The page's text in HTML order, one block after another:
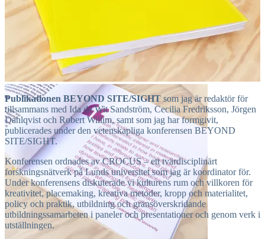
Publikationen BEYOND SITE/SIGHT som jag är redaktör för
tillsammans med Ida de Wit Sandström, Cecilia Fredriksson, Jörgen
Dahlqvist och Robert Willim, samt som jag har formgivit,
publicerades under den vetenskapliga konferensen BEYOND
SITE/SIGHT.
Konferensen ordnades av CROCUS – ett tvärdisciplinärt
forskningsnätverk på Lunds universitet som jag är koordinator för.
Under konferensens diskuterade vi kulturens rum och villkoren för
kreativitet, placemaking, kreativa metoder, kropp och materialitet,
policy och praktik, utbildning och gränsöverskridande
utbildningssamarbeten i paneler och presentationer och genom verk i
utställningen.